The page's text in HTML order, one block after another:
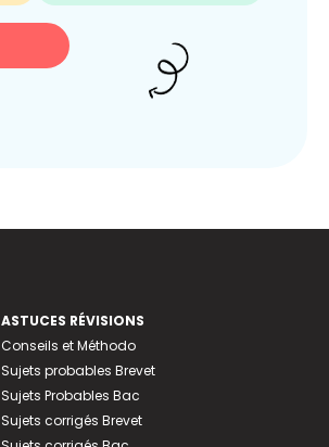
ASTUCES RÉVISIONS
Conseils et Méthodo
Sujets probables Brevet
Sujets Probables Bac
Sujets corrigés Brevet